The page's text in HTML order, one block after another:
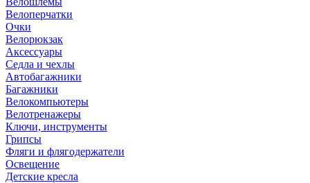
Велоперчатки
Очки
Велорюкзак
Аксессуары
Седла и чехлы
Автобагажники
Багажники
Велокомпьютеры
Велотренажеры
Ключи, инструменты
Грипсы
Фляги и флягодержатели
Освещение
Детские кресла